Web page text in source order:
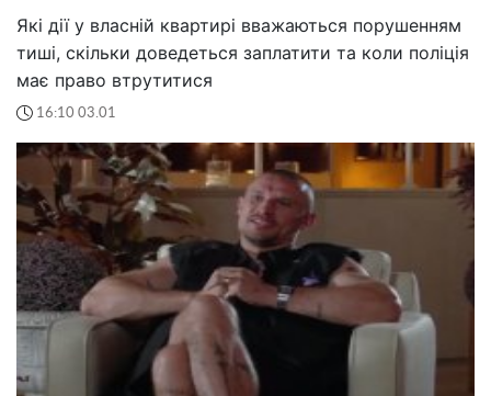
Які дії у власній квартирі вважаються порушенням
тиші, скільки доведеться заплатити та коли поліція
має право втрутитися
16:10 03.01